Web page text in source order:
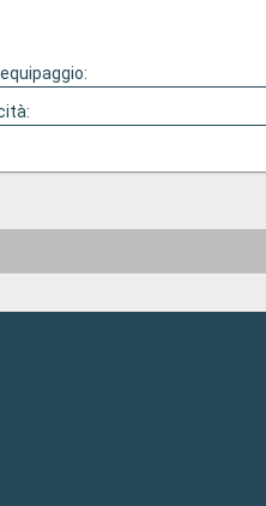
equipaggio: